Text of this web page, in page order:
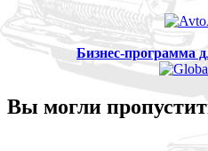
Бизнес-программа
Вы могли